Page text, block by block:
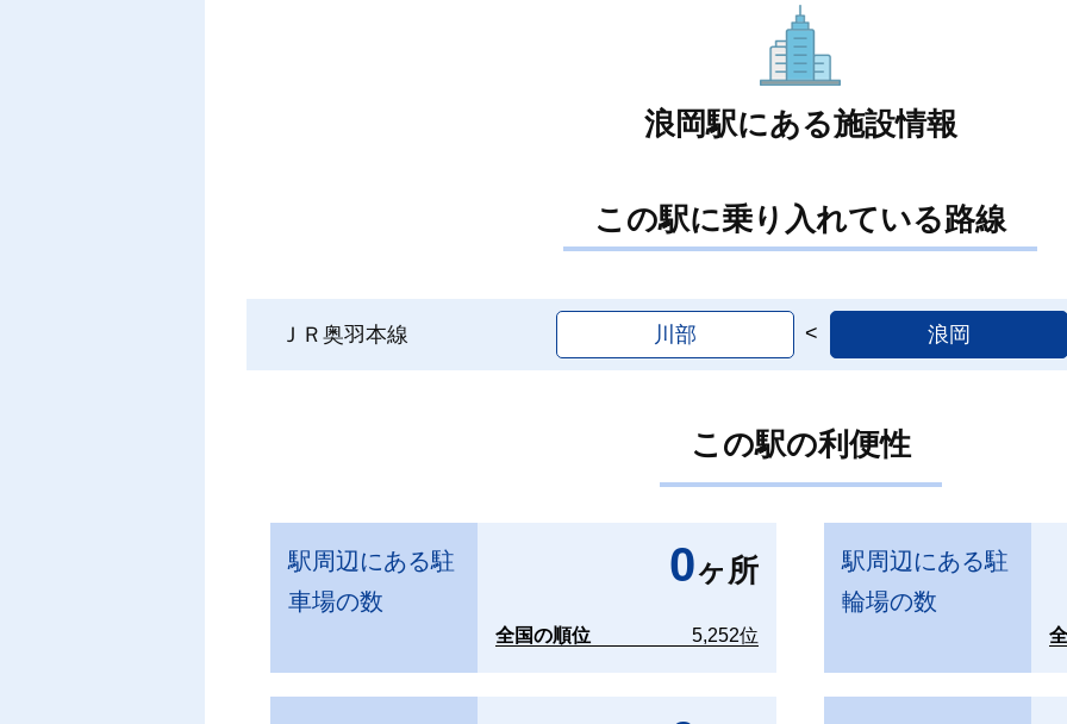
浪岡駅にある施設情報
この駅に乗り入れている路線
ＪＲ奥羽本線 川部 浪岡
この駅の利便性
駅周辺にある駐
車場の数
0ヶ所
全国の順位 5,252位
駅周辺にある駐
輪場の数